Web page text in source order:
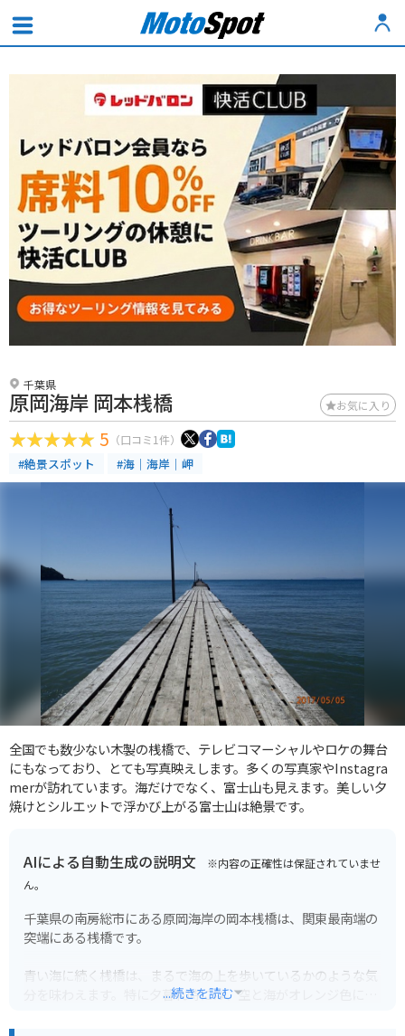
千葉県
原岡海岸 岡本桟橋 お気に入り
5 （口コミ1件）
#絶景スポット #海｜海岸｜岬
全国でも数少ない木製の桟橋で、テレビコマーシャルやロケの舞台
にもなっており、とても写真映えします。多くの写真家やInstagra
merが訪れています。海だけでなく、富士山も見えます。美しい夕
焼けとシルエットで浮かび上がる富士山は絶景です。
AIによる自動生成の説明文 ※内容の正確性は保証されていませ
ん。
千葉県の南房総市にある原岡海岸の岡本桟橋は、関東最南端の
突端にある桟橋です。
青い海に続く桟橋は、まるで海の上を歩いているかのような気
分を味わえます。特に夕暮れ時には、空と海がオレンジ色に染
...続きを読む